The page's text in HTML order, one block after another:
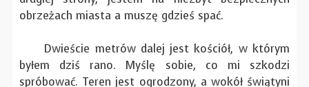
obrzeżach miasta a muszę gdzieś spać.
Dwieście metrów dalej jest kościół, w którym
byłem dziś rano. Myślę sobie, co mi szkodzi
spróbować. Teren jest ogrodzony, a wokół świątyni